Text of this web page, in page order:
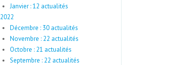
Janvier : 12 actualités
2022
Décembre : 30 actualités
Novembre : 22 actualités
Octobre : 21 actualités
Septembre : 22 actualités